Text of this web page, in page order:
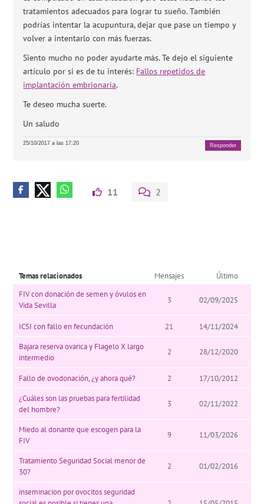
tratamientos adecuados para lograr tu sueño. También
podrías intentar la acupuntura, dejar que pase un tiempo y
volver a intentarlo con más fuerzas.
Siento mucho no poder ayudarte más. Te dejo el siguiente
artículo por si es de tu interés: Fallos repetidos de
implantación embrionaria.
Te deseo mucha suerte.
Un saludo
25/10/2017 a las 17:20 Responder
11 2
Temas relacionados Mensajes
Último
FIV con donación de semen y óvulos en
Vida Sevilla
3 02/09/2025
ICSI con fallo en fecundación 21
14/11/2024
Bajara reserva ovarica y Flagelo X largo
intermedio
2 28/12/2020
Fallo de ovodonación, ¿y ahora qué? 2
17/10/2012
¿Cuáles son las pruebas para fertilidad
del hombre?
3 02/11/2022
Miedo al donante que escogen para la
FIV
9 11/03/2026
Tratamiento Seguridad Social menor de
30?
2 01/02/2016
inseminacion por ovocitos seguridad